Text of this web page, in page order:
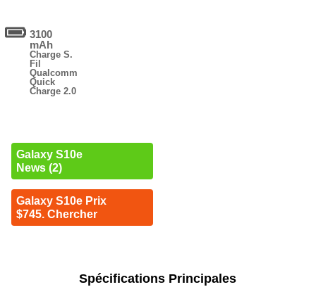
3100
mAh
Charge S.
Fil
Qualcomm
Quick
Charge 2.0
Galaxy S10e
News (2)
Galaxy S10e Prix
$745. Chercher
Spécifications Principales